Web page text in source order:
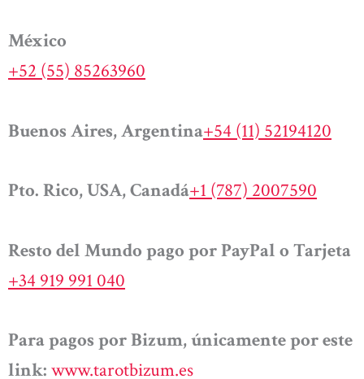
México
+52 (55) 85263960
Buenos Aires, Argentina+54 (11) 52194120
Pto. Rico, USA, Canadá+1 (787) 2007590
Resto del Mundo pago por PayPal o Tarjeta
+34 919 991 040
Para pagos por Bizum, únicamente por este
link: www.tarotbizum.es